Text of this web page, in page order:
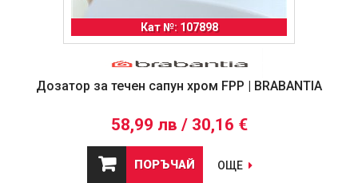
Кат №: 107898
Дозатор за течен сапун хром FPP | BRABANTIA
58,99 лв / 30,16 €
ПОРЪЧАЙ ОЩЕ